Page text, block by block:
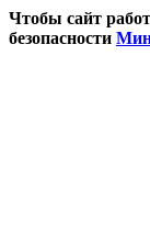
Чтобы сайт
безопасности